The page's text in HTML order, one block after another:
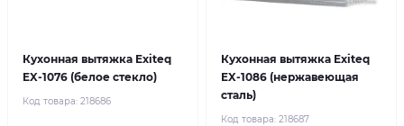
Кухонная вытяжка Exiteq
EX-1076 (белое стекло)
Код товара: 218686
Кухонная вытяжка Exiteq
EX-1086 (нержавеющая
сталь)
Код товара: 218687